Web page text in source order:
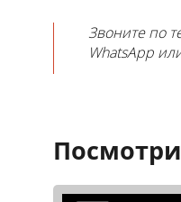
Звоните по
WhatsApp